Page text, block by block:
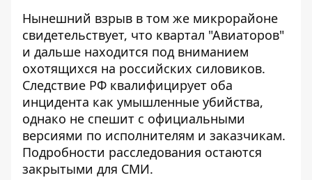
Нынешний взрыв в том же микрорайоне
свидетельствует, что квартал "Авиаторов"
и дальше находится под вниманием
охотящихся на российских силовиков.
Следствие РФ квалифицирует оба
инцидента как умышленные убийства,
однако не спешит с официальными
версиями по исполнителям и заказчикам.
Подробности расследования остаются
закрытыми для СМИ.